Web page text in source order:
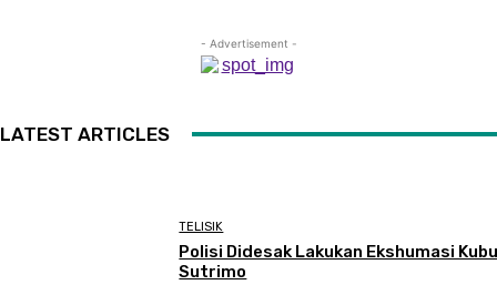
- Advertisement -
LATEST ARTICLES
TELISIK
Polisi Didesak Lakukan Ekshumasi
Sutrimo